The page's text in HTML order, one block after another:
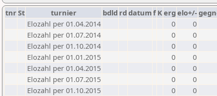
tnrSt turnier bdld rd datumf Kerg elo+/-
Elozahl per 01.04.2014
0
0
Elozahl per 01.07.2014
0
0
Elozahl per 01.10.2014
0
0
Elozahl per 01.01.2015
0
0
Elozahl per 01.04.2015
0
0
Elozahl per 01.07.2015
0
0
Elozahl per 01.10.2015
0
0